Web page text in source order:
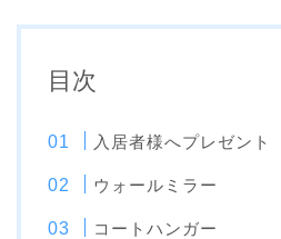
目次
入居者様へプレゼント
ウォールミラー
コートハンガー